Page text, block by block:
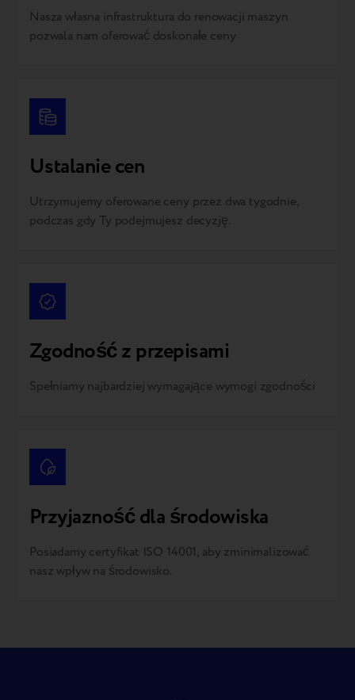
Nasza własna infrastruktura do renowacji maszyn
pozwala nam oferować doskonałe ceny
Ustalanie cen
Utrzymujemy oferowane ceny przez dwa tygodnie,
podczas gdy Ty podejmujesz decyzję.
Zgodność z przepisami
Spełniamy najbardziej wymagające wymogi zgodności
Przyjazność dla środowiska
Posiadamy certyfikat ISO 14001, aby zminimalizować
nasz wpływ na środowisko.